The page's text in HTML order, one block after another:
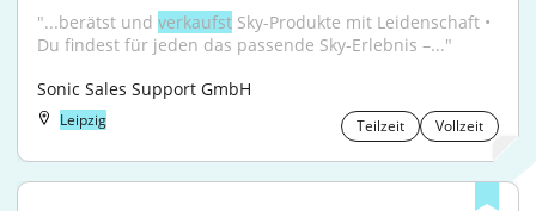
"...berätst und verkaufst Sky-Produkte mit Leidenschaft •
Du findest für jeden das passende Sky-Erlebnis –..."
Sonic Sales Support GmbH
Leipzig Teilzeit Vollzeit